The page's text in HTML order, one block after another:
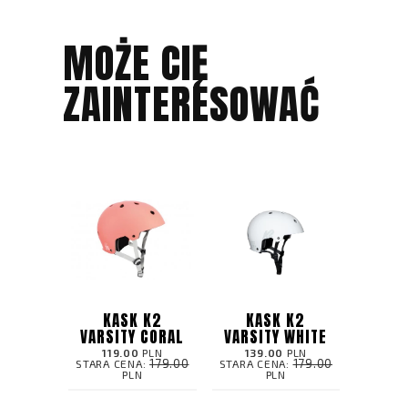
MOŻE CIĘ
ZAINTERESOWAĆ
KASK K2
VARSITY CORAL
119.00 PLN
STARA CENA: 179.00
PLN
KASK K2
VARSITY WHITE
139.00 PLN
STARA CENA:179.00
PLN